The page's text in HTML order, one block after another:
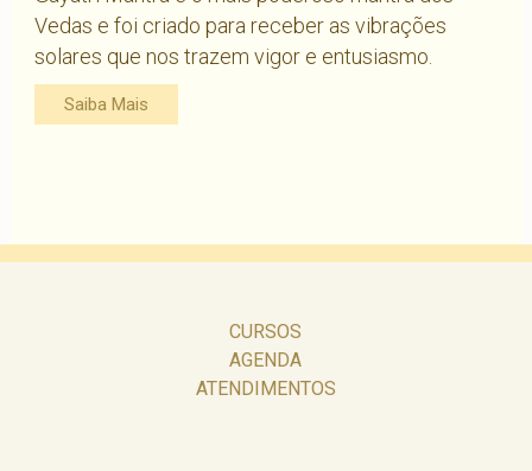
Vedas e foi criado para receber as vibrações
solares que nos trazem vigor e entusiasmo.
Saiba Mais
CURSOS
AGENDA
ATENDIMENTOS